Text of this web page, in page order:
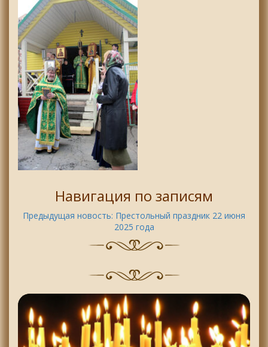
Навигация по записям
Предыдущая новость: Престольный праздник 22 июня
2025 года